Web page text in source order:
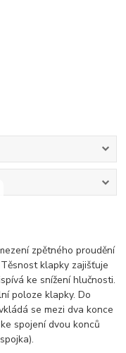
zpětného proudění
klapky zajišťuje
ke snížení hlučnosti.
poloze klapky. Do
se mezi dva konce
spojení dvou konců